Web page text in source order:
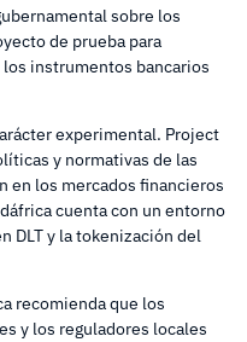
sobre los
de prueba para
instrumentos bancarios
experimental. Project
y normativas de las
en los mercados financieros
cuenta con un entorno
DLT y la tokenización del
recomienda que los
y los reguladores locales